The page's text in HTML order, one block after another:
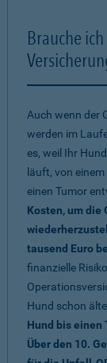
Brauche
Auch wenn der
werden im
es, weil Ihr
läuft, von
einen Tumor
Kosten, um die
tausend Euro
finanzielle
Hund schon
Hund bis einen
Über den 10.